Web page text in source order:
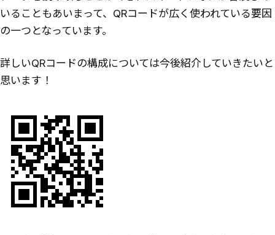
いることもあいまって、QRコードが広く使われている要因
の一つとなっています。
詳しいQRコードの構成については今後紹介していきたいと
思います！